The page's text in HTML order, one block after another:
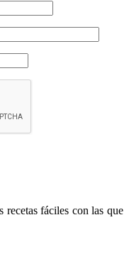
fáciles con las que